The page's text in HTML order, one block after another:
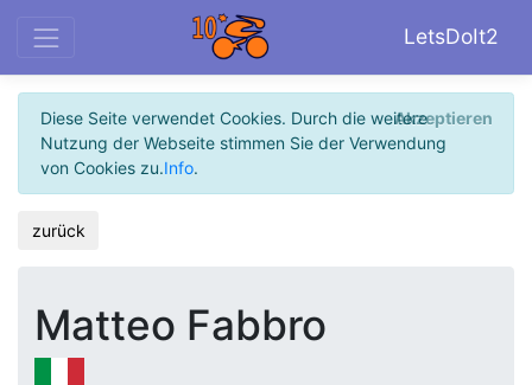
LetsDoIt2
Diese Seite verwendet Cookies. Durch die weitere
Nutzung der Webseite stimmen Sie der Verwendung
von Cookies zu.Info.
Akzeptieren
zurück
Matteo Fabbro